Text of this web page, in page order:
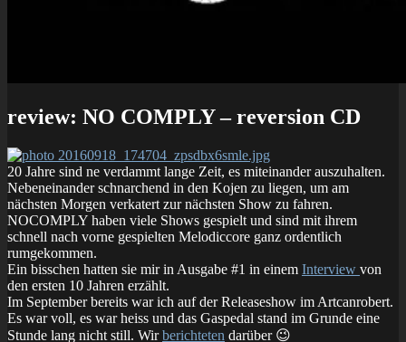
review: NO COMPLY – reversion CD
20 Jahre sind ne verdammt lange Zeit, es miteinander auszuhalten.
Nebeneinander schnarchend in den Kojen zu liegen, um am
nächsten Morgen verkatert zur nächsten Show zu fahren.
NOCOMPLY haben viele Shows gespielt und sind mit ihrem
schnell nach vorne gespielten Melodiccore ganz ordentlich
rumgekommen.
Ein bisschen hatten sie mir in Ausgabe #1 in einem Interview von
den ersten 10 Jahren erzählt.
Im September bereits war ich auf der Releaseshow im Artcanrobert.
Es war voll, es war heiss und das Gaspedal stand im Grunde eine
Stunde lang nicht still. Wirberichteten darüber 😉